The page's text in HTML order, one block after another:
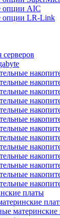
опции AIC
опции LR-Link
платы